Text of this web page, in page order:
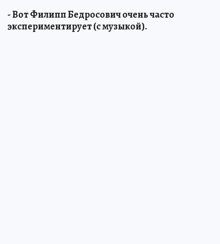
- Вот Филипп Бедросович очень часто
экспериментирует (с музыкой).